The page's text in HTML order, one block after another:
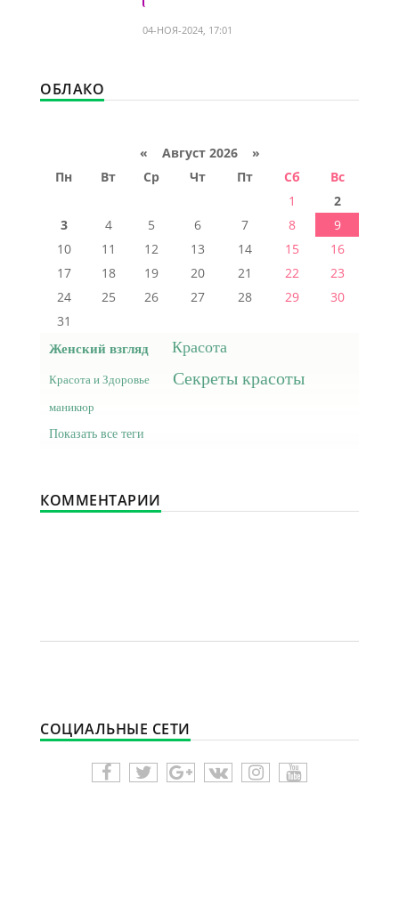
04-НОЯ-2024, 17:01
ОБЛАКО
« Август 2026 »
Пн
Вт Ср Чт Пт Сб
Вс
1
2
3
4 5 6 7 8
9
10
11 12 13 14 15
16
17
18 19 20 21 22
23
24
25 26 27 28 29
30
31
Женский взгляд Красота
Красота и Здоровье Секреты красоты
маникюр
Показать все теги
КОММЕНТАРИИ
СОЦИАЛЬНЫЕ СЕТИ